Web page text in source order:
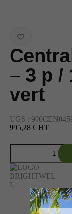
– 3 p /
vert
UGS :
995,28 € HT